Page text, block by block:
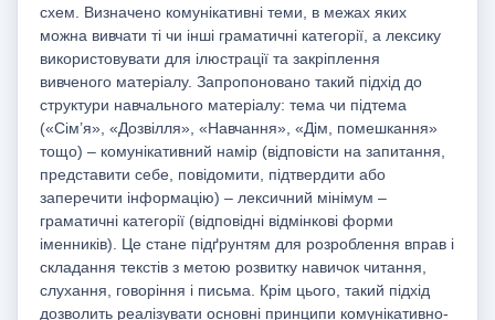
схем. Визначено комунікативні теми, в межах яких
можна вивчати ті чи інші граматичні категорії, а лексику
використовувати для ілюстрації та закріплення
вивченого матеріалу. Запропоновано такий підхід до
структури навчального матеріалу: тема чи підтема
(«Сім’я», «Дозвілля», «Навчання», «Дім, помешкання»
тощо) – комунікативний намір (відповісти на запитання,
представити себе, повідомити, підтвердити або
заперечити інформацію) – лексичний мінімум –
граматичні категорії (відповідні відмінкові форми
іменників). Це стане підґрунтям для розроблення вправ і
складання текстів з метою розвитку навичок читання,
слухання, говоріння і письма. Крім цього, такий підхід
дозволить реалізувати основні принципи комунікативно-